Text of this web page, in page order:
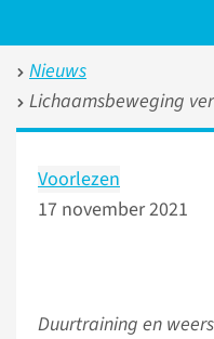
Nieuws
Lichaamsbeweging verbetert
Voorlezen
17 november 2021
Duurtraining en